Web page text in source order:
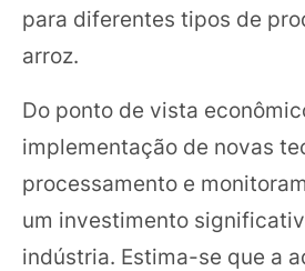
para diferentes tipos de
arroz.
Do ponto de vista
implementação de novas
processamento e
um investimento
indústria. Estima-se que a